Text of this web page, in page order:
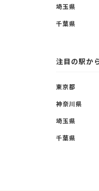
埼玉県
千葉県
注目の駅か
東京都
神奈川県
埼玉県
千葉県